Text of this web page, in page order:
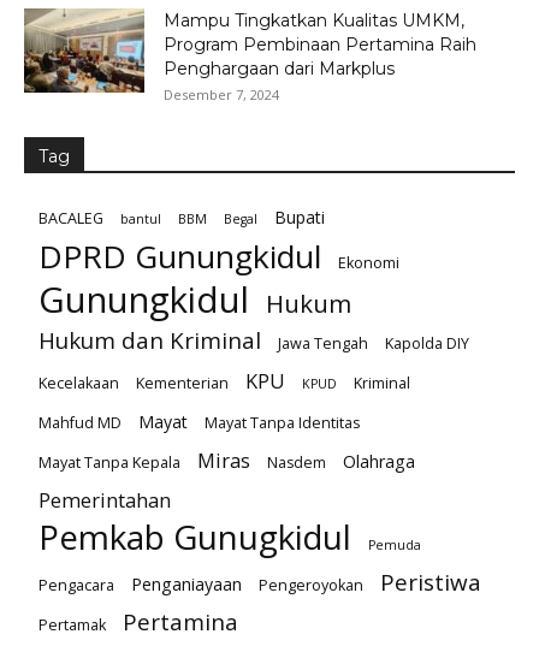
Mampu Tingkatkan Kualitas UMKM,
Program Pembinaan Pertamina Raih
Penghargaan dari Markplus
Desember 7, 2024
Tag
BACALEG bantul BBM Begal Bupati
DPRD Gunungkidul Ekonomi
Gunungkidul Hukum
Hukum dan Kriminal Jawa Tengah
Kapolda DIY
Kecelakaan
Kementerian KPU KPUD
Kriminal
Mahfud MD
Mayat
Mayat Tanpa Identitas
Mayat Tanpa Kepala
Miras Nasdem Olahraga
Pemerintahan
Pemkab Gunugkidul Pemuda
Pengacara Penganiayaan Pengeroyokan Peristiwa
Pertamak Pertamina